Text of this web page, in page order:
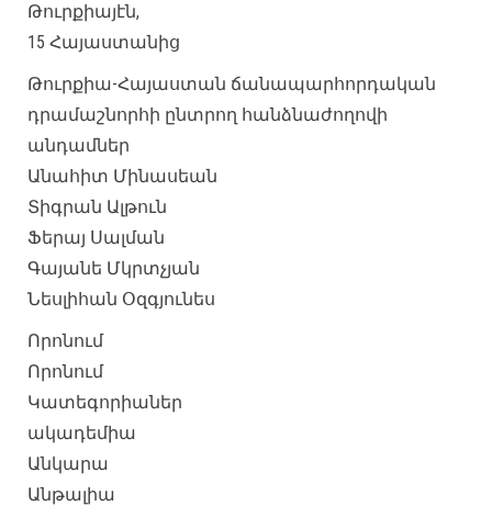
Թուրքիայէն,
15 Հայաստանից
Թուրքիա-Հայաստան ճանապարհորդական
դրամաշնորհի ընտրող հանձնաժողովի
անդամներ
Անահիտ Մինասեան
Տիգրան Ալթուն
Ֆերայ Սալման
Գայանե Մկրտչյան
Նեսլիհան Օզգյունես
Որոնում
Որոնում
Կատեգորիաներ
ակադեմիա
Անկարա
Անթալիա